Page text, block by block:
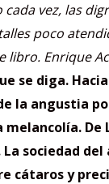
vez, las
poco
libro. Enrique
se diga.
la angustia
melancolía.
La sociedad
cátaros y